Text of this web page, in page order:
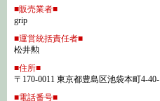
■販売業者■
grip
■運営統括責任者■
松井勲
■住所■
〒170-0011 東京都豊島区池袋本町4-40-
■電話番号■